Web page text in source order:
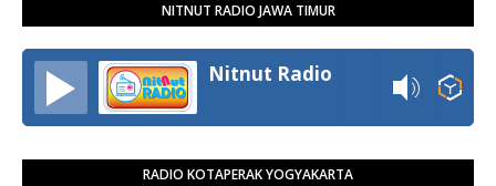
NITNUT RADIO JAWA TIMUR
Nitnut Radio
RADIO KOTAPERAK YOGYAKARTA